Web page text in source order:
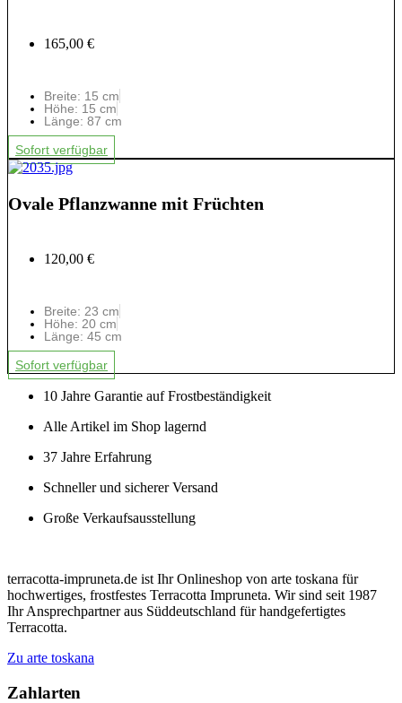
165,00 €
Breite: 15 cm
Höhe: 15 cm
Länge: 87 cm
Sofort verfügbar
Ovale Pflanzwanne mit Früchten
120,00 €
Breite: 23 cm
Höhe: 20 cm
Länge: 45 cm
Sofort verfügbar
10 Jahre Garantie auf Frostbeständigkeit
Alle Artikel im Shop lagernd
37 Jahre Erfahrung
Schneller und sicherer Versand
Große Verkaufsausstellung
terracotta-impruneta.de ist Ihr Onlineshop von arte toskana für
hochwertiges, frostfestes Terracotta Impruneta. Wir sind seit 1987
Ihr Ansprechpartner aus Süddeutschland für handgefertigtes
Terracotta.
Zu arte toskana
Zahlarten